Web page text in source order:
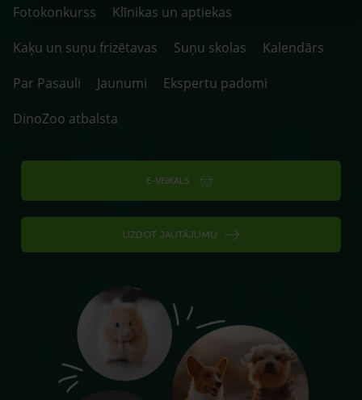
Fotokonkurss
Klīnikas un aptiekas
Kaķu un suņu frizētavas
Suņu skolas
Kalendārs
Par Pasauli
Jaunumi
Ekspertu padomi
DinoZoo atbalsta
E-VEIKALS
UZDOT JAUTĀJUMU